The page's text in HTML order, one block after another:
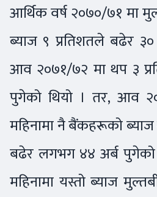
आर्थिक वर्ष २०७०/७१ मा
ब्याज ९ प्रतिशतले बढेर
आव २०७१/७२ मा थप ३
पुगेको थियो । तर, आव
महिनामा नै बैंकहरूको
बढेर लगभग ४४ अर्ब
महिनामा यस्तो ब्याज